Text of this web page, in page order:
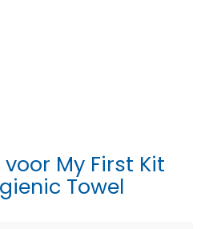
voor My First Kit
Towel